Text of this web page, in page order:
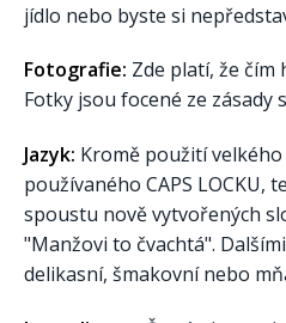
jídlo nebo byste si
Fotografie: Zde platí, že čím
Fotky jsou focené ze zásady
Jazyk: Kromě použití
používaného CAPS LOCKU,
spoustu nově vytvořených
"Manžovi to čvachtá".
delikasní, šmakovní nebo